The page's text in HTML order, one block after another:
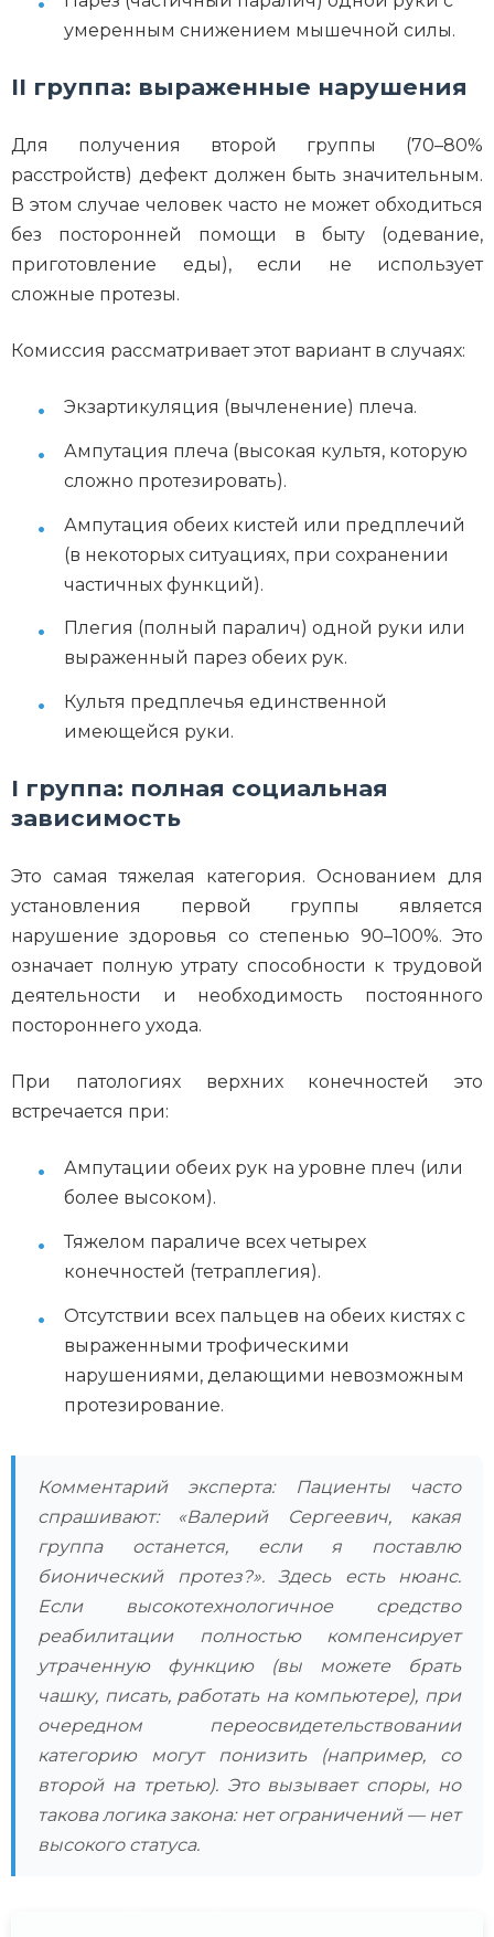
умеренным снижением мышечной силы.
II группа: выраженные нарушения
Для получения второй группы (70–80%
расстройств) дефект должен быть значительным.
В этом случае человек часто не может обходиться
без посторонней помощи в быту (одевание,
приготовление еды), если не использует
сложные протезы.
Комиссия рассматривает этот вариант в случаях:
Экзартикуляция (вычленение) плеча.
Ампутация плеча (высокая культя, которую
сложно протезировать).
Ампутация обеих кистей или предплечий
(в некоторых ситуациях, при сохранении
частичных функций).
Плегия (полный паралич) одной руки или
выраженный парез обеих рук.
Культя предплечья единственной
имеющейся руки.
I группа: полная социальная
зависимость
Это самая тяжелая категория. Основанием для
установления первой группы является
нарушение здоровья со степенью 90–100%. Это
означает полную утрату способности к трудовой
деятельности и необходимость постоянного
постороннего ухода.
При патологиях верхних конечностей это
встречается при:
Ампутации обеих рук на уровне плеч (или
более высоком).
Тяжелом параличе всех четырех
конечностей (тетраплегия).
Отсутствии всех пальцев на обеих кистях с
выраженными трофическими
нарушениями, делающими невозможным
протезирование.
Комментарий эксперта: Пациенты часто
спрашивают: «Валерий Сергеевич, какая
группа останется, если я поставлю
бионический протез?». Здесь есть нюанс.
Если высокотехнологичное средство
реабилитации полностью компенсирует
утраченную функцию (вы можете брать
чашку, писать, работать на компьютере), при
очередном переосвидетельствовании
категорию могут понизить (например, со
второй на третью). Это вызывает споры, но
такова логика закона: нет ограничений — нет
высокого статуса.